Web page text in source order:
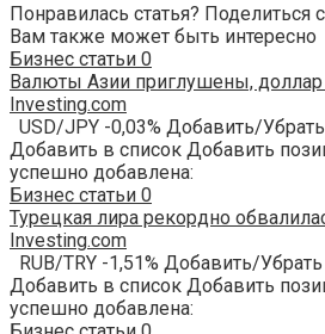
Понравилась статья? Поделиться
Вам также может быть интересно
Бизнес статьи 0
Валюты Азии приглушены, доллар
Investing.com
USD/JPY -0,03% Добавить/
Добавить в список Добавить
успешно добавлена:
Бизнес статьи 0
Турецкая лира рекордно
Investing.com
RUB/TRY -1,51% Добавить/
Добавить в список Добавить
успешно добавлена: